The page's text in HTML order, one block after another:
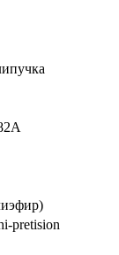
pretision